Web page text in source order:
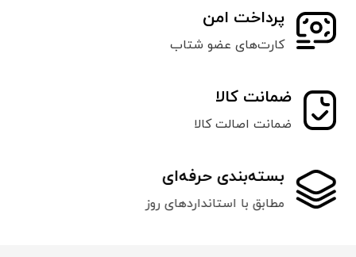
پرداخت امن
کارت‌های عضو شتاب
ضمانت کالا
ضمانت اصالت کالا
بسته‌بندی حرفه‌ای
مطابق با استانداردهای روز